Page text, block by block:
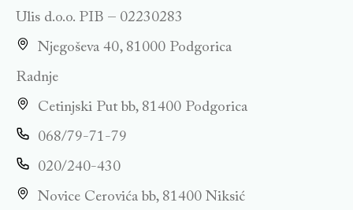
Ulis d.o.o. PIB – 02230283
Njegoševa 40, 81000 Podgorica
Radnje
Cetinjski Put bb, 81400 Podgorica
068/79-71-79
020/240-430
Novice Cerovića bb, 81400 Niksić